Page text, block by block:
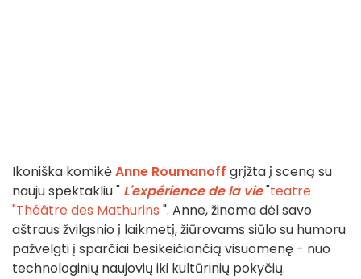
Ikoniška komikėAnne Roumanoff grįžta į sceną su
nauju spektakliu " L'expérience de la vie"teatre
"Théâtre des Mathurins ". Anne, žinoma dėl savo
aštraus žvilgsnio į laikmetį, žiūrovams siūlo su humoru
pažvelgti į sparčiai besikeičiančią visuomenę - nuo
technologinių naujovių iki kultūrinių pokyčių.